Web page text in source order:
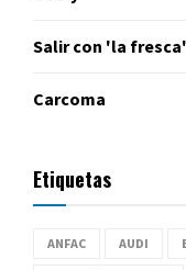
Salir con 'la fresca'
Carcoma
Etiquetas
ANFAC AUDI